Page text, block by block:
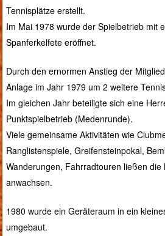
Tennisplätze erstellt.
Im Mai 1978 wurde der Spielbetrieb mit
Spanferkelfete eröffnet.
Durch den ernormen Anstieg der
Anlage im Jahr 1979 um 2 weitere
Im gleichen Jahr beteiligte sich eine
Punktspielbetrieb (Medenrunde).
Viele gemeinsame Aktivitäten wie
Ranglistenspiele, Greifensteinpokal,
Wanderungen, Fahrradtouren ließen
anwachsen.
1980 wurde ein Geräteraum in ein
umgebaut.